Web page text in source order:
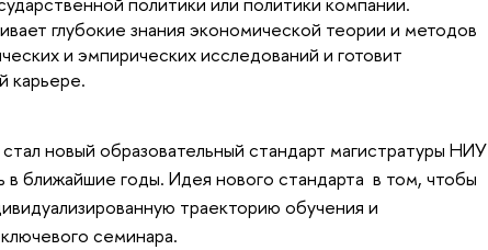
глубокие знания экономической теории и методов
и эмпирических исследований и готовит
карьере.
новый образовательный стандарт магистратуры НИУ
ближайшие годы. Идея нового стандарта в том, чтобы
траекторию обучения и
семинара.